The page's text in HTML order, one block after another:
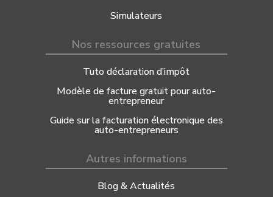
Simulateurs
Nos ressources gratuites
Tuto déclaration d’impôt
Modèle de facture gratuit pour auto-
entrepreneur
Guide sur la facturation électronique des
auto-entrepreneurs
Autres informations
Blog & Actualités